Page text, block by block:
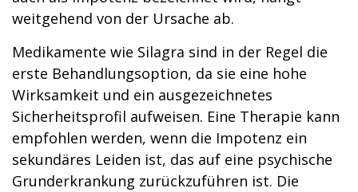
weitgehend von der Ursache ab.
Medikamente wie Silagra sind in der Regel die
erste Behandlungsoption, da sie eine hohe
Wirksamkeit und ein ausgezeichnetes
Sicherheitsprofil aufweisen. Eine Therapie kann
empfohlen werden, wenn die Impotenz ein
sekundäres Leiden ist, das auf eine psychische
Grunderkrankung zurückzuführen ist. Die